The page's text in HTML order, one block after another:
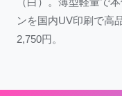
ンを国内UV印刷で高
2,750円。